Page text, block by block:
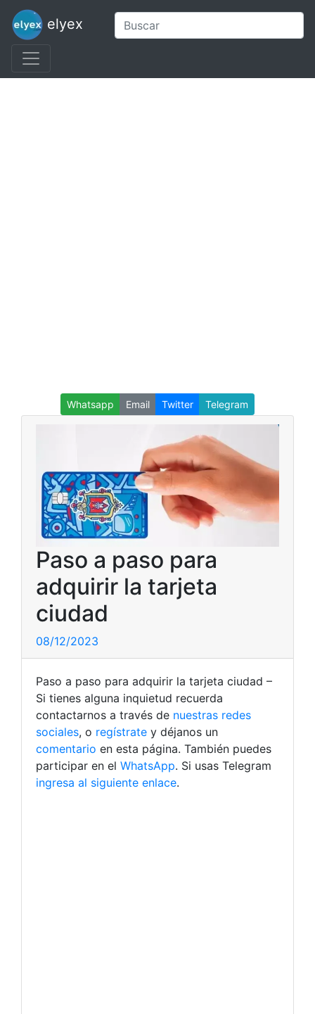
elyex
Whatsapp Email Twitter Telegram
Paso a paso para
adquirir la tarjeta
ciudad
08/12/2023
Paso a paso para adquirir la tarjeta ciudad –
Si tienes alguna inquietud recuerda
contactarnos a través de nuestras redes
sociales, o regístrate y déjanos un
comentario en esta página. También puedes
participar en el WhatsApp. Si usas Telegram
ingresa al siguiente enlace.